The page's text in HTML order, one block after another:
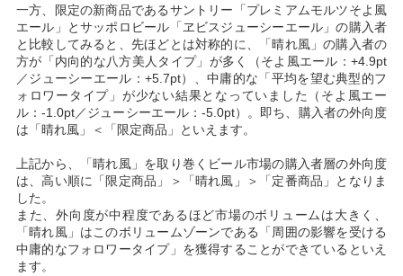
一方、限定の新商品であるサントリー「プレミアムモルツそよ風
エール」とサッポロビール「ヱビスジューシーエール」の購入者
と比較してみると、先ほどとは対称的に、「晴れ風」の購入者の
方が「内向的な八方美人タイプ」が多く（そよ風エール：+4.9pt
／ジューシーエール：+5.7pt）、中庸的な「平均を望む典型的フ
ォロワータイプ」が少ない結果となっていました（そよ風エー
ル：-1.0pt／ジューシーエール：-5.0pt）。即ち、購入者の外向度
は「晴れ風」＜「限定商品」といえます。
上記から、「晴れ風」を取り巻くビール市場の購入者層の外向度
は、高い順に「限定商品」＞「晴れ風」＞「定番商品」となりま
した。
また、外向度が中程度であるほど市場のボリュームは大きく、
「晴れ風」はこのボリュームゾーンである「周囲の影響を受ける
中庸的なフォロワータイプ」を獲得することができているといえ
ます。